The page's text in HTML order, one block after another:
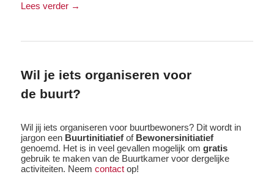
Lees verder →
Wil je iets organiseren voor
de buurt?
Wil jij iets organiseren voor buurtbewoners? Dit wordt in
jargon een Buurtinitiatief of Bewonersinitiatief
genoemd. Het is in veel gevallen mogelijk omgratis
gebruik te maken van de Buurtkamer voor dergelijke
activiteiten. Neemcontact op!